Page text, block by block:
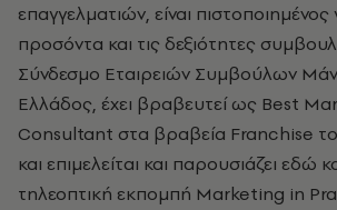
επαγγελματιών, είναι πιστοποιημένος
προσόντα και τις δεξιότητες
Σύνδεσμο Εταιρειών Συμβούλων
Ελλάδος, έχει βραβευτεί ως Best
Consultant στα βραβεία Franchise το
και επιμελείται και παρουσιάζει εδώ
τηλεοπτική εκπομπή Marketing in